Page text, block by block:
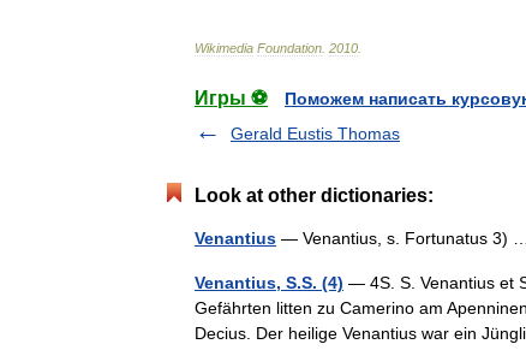
Wikimedia Foundation 2010
Игры ⚽
Поможем написать
Gerald Eustis Thomas
Look at other dictionaries:
Venantius — Venantius, s. Fortunatus 3)
Venantius, S.S. (4) — 4S. S. Venantius et
Gefährten litten zu Camerino am
Decius. Der heilige Venantius war ein